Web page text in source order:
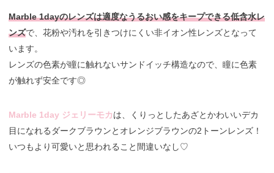
Marble 1dayのレンズは適度なうるおい感をキープできる低含水レ
ンズで、花粉や汚れを引きつけにくい非イオン性レンズとなって
います。
レンズの色素が瞳に触れないサンドイッチ構造なので、瞳に色素
が触れず安全です◎
Marble 1day ジェリーモカは、くりっとしたあざとかわいいデカ
目になれるダークブラウンとオレンジブラウンの2トーンレンズ！
いつもより可愛いと思われること間違いなし♡